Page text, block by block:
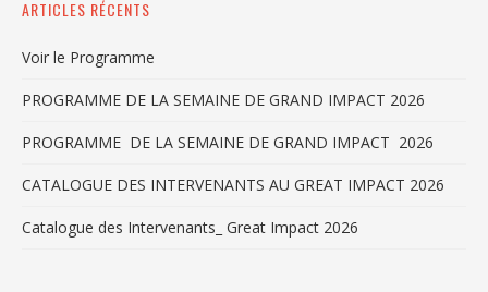
ARTICLES RÉCENTS
Voir le Programme
PROGRAMME DE LA SEMAINE DE GRAND IMPACT 2026
PROGRAMME DE LA SEMAINE DE GRAND IMPACT 2026
CATALOGUE DES INTERVENANTS AU GREAT IMPACT 2026
Catalogue des Intervenants_ Great Impact 2026